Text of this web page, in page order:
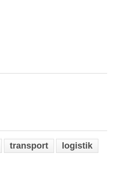
transport
logistik